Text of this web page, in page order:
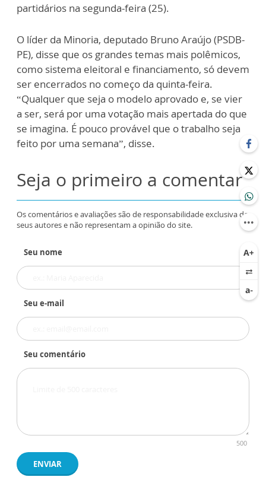
partidários na segunda-feira (25).
O líder da Minoria, deputado Bruno Araújo (PSDB-
PE), disse que os grandes temas mais polêmicos,
como sistema eleitoral e financiamento, só devem
ser encerrados no começo da quinta-feira.
“Qualquer que seja o modelo aprovado e, se vier
a ser, será por uma votação mais apertada do que
se imagina. É pouco provável que o trabalho seja
feito por uma semana”, disse.
Seja o primeiro a comentar
Os comentários e avaliações são de responsabilidade exclusiva de
seus autores e não representam a opinião do site.
Seu nome
Seu e-mail
Seu comentário
500
ENVIAR